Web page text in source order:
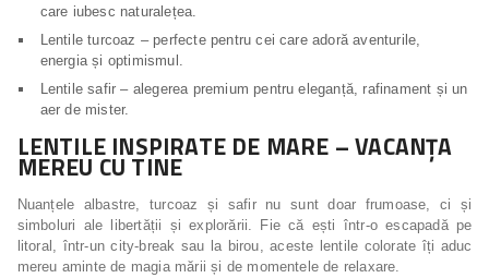
care iubesc naturalețea.
Lentile turcoaz – perfecte pentru cei care adoră aventurile,
energia și optimismul.
Lentile safir – alegerea premium pentru eleganță, rafinament și un
aer de mister.
LENTILE INSPIRATE DE MARE – VACANȚA
MEREU CU TINE
Nuanțele albastre, turcoaz și safir nu sunt doar frumoase, ci și
simboluri ale libertății și explorării. Fie că ești într-o escapadă pe
litoral, într-un city-break sau la birou, aceste lentile colorate îți aduc
mereu aminte de magia mării și de momentele de relaxare.